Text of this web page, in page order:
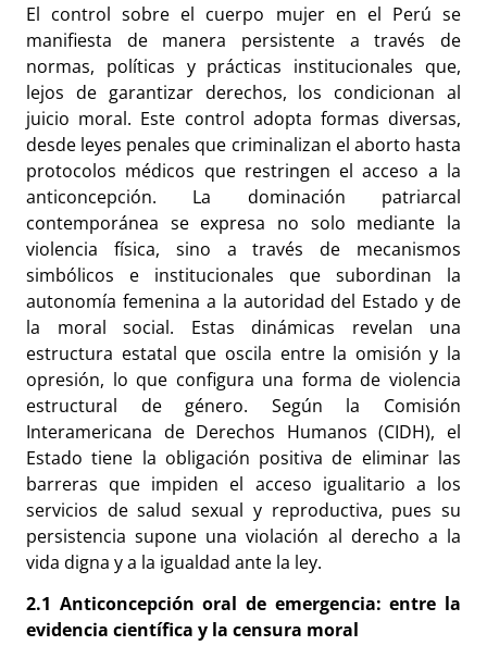
El control sobre el cuerpo mujer en el Perú se
manifiesta de manera persistente a través de
normas, políticas y prácticas institucionales que,
lejos de garantizar derechos, los condicionan al
juicio moral. Este control adopta formas diversas,
desde leyes penales que criminalizan el aborto hasta
protocolos médicos que restringen el acceso a la
anticoncepción. La dominación patriarcal
contemporánea se expresa no solo mediante la
violencia física, sino a través de mecanismos
simbólicos e institucionales que subordinan la
autonomía femenina a la autoridad del Estado y de
la moral social. Estas dinámicas revelan una
estructura estatal que oscila entre la omisión y la
opresión, lo que configura una forma de violencia
estructural de género. Según la Comisión
Interamericana de Derechos Humanos (CIDH), el
Estado tiene la obligación positiva de eliminar las
barreras que impiden el acceso igualitario a los
servicios de salud sexual y reproductiva, pues su
persistencia supone una violación al derecho a la
vida digna y a la igualdad ante la ley.
2.1 Anticoncepción oral de emergencia: entre la
evidencia científica y la censura moral